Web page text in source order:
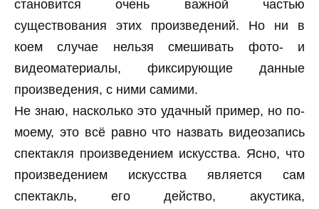
становится очень важной частью
существования этих произведений. Но ни в
коем случае нельзя смешивать фото- и
видеоматериалы, фиксирующие данные
произведения, с ними самими.
Не знаю, насколько это удачный пример, но по-
моему, это всё равно что назвать видеозапись
спектакля произведением искусства. Ясно, что
произведением искусства является сам
спектакль, его действо, акустика,